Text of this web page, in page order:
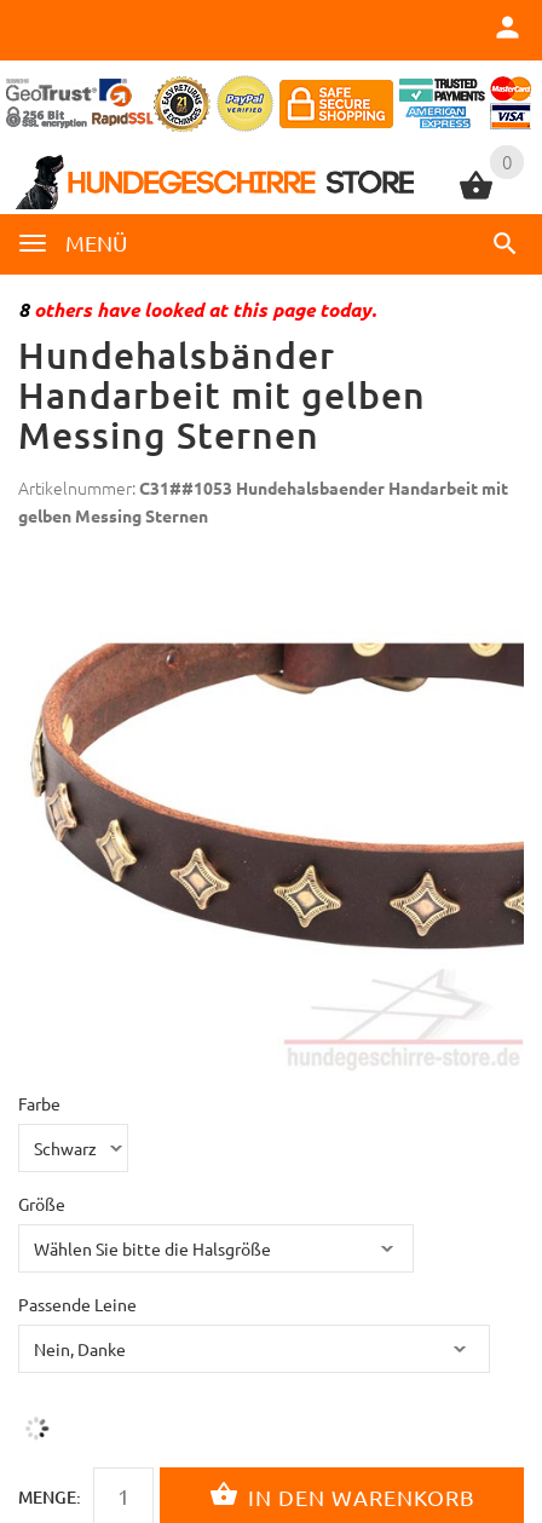
0
MENÜ
0
8others have looked at this page today.
Hundehalsbänder
Handarbeit mit gelben
Messing Sternen
Artikelnummer:C31##1053 Hundehalsbaender Handarbeit mit
gelben Messing Sternen
Farbe
Größe
Passende Leine
MENGE: